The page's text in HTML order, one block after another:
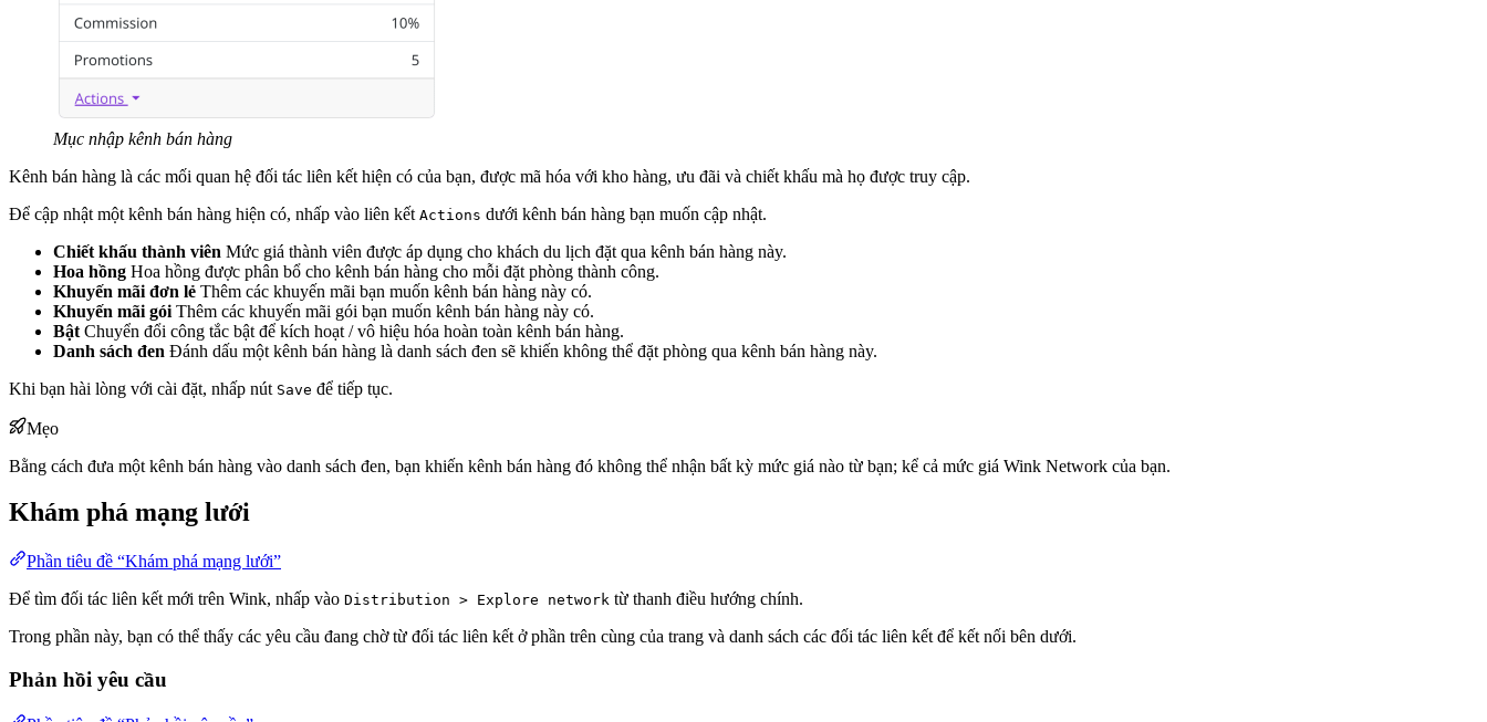
Mục nhập kênh bán hàng
Kênh bán hàng là các mối quan hệ đối tác liên kết hiện có của bạn, được mã hóa với kho hàng, ưu đãi và chiết khấu mà họ được truy cập.
Để cập nhật một kênh bán hàng hiện có, nhấp vào liên kết Actions dưới kênh bán hàng bạn muốn cập nhật.
Chiết khấu thành viên Mức giá thành viên được áp dụng cho khách du lịch đặt qua kênh bán hàng này.
Hoa hồng Hoa hồng được phân bổ cho kênh bán hàng cho mỗi đặt phòng thành công.
Khuyến mãi đơn lẻ Thêm các khuyến mãi bạn muốn kênh bán hàng này có.
Khuyến mãi gói Thêm các khuyến mãi gói bạn muốn kênh bán hàng này có.
Bật Chuyển đổi công tắc bật để kích hoạt / vô hiệu hóa hoàn toàn kênh bán hàng.
Danh sách đen Đánh dấu một kênh bán hàng là danh sách đen sẽ khiến không thể đặt phòng qua kênh bán hàng này.
Khi bạn hài lòng với cài đặt, nhấp nút Save để tiếp tục.
Mẹo
Bằng cách đưa một kênh bán hàng vào danh sách đen, bạn khiến kênh bán hàng đó không thể nhận bất kỳ mức giá nào từ bạn; kể cả mức giá Wink Network của bạn.
Khám phá mạng lưới
Phần tiêu đề “Khám phá mạng lưới”
Để tìm đối tác liên kết mới trên Wink, nhấp vào Distribution > Explore network từ thanh điều hướng chính.
Trong phần này, bạn có thể thấy các yêu cầu đang chờ từ đối tác liên kết ở phần trên cùng của trang và danh sách các đối tác liên kết để kết nối bên dưới.
Phản hồi yêu cầu